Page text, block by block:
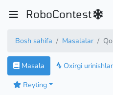
RoboContest
Bosh sahifa Masalalar
Masala Oxirgi urinishlar
Reyting